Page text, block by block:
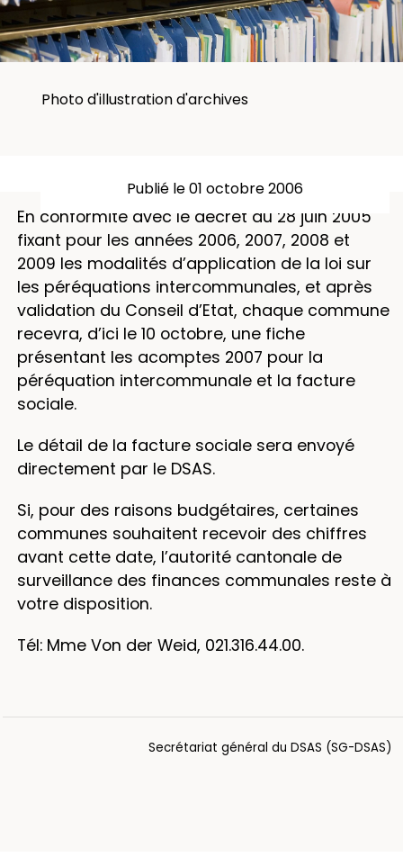
Photo d'illustration d'archives
Publié le 01 octobre 2006
En conformité avec le décret du 28 juin 2005
fixant pour les années 2006, 2007, 2008 et
2009 les modalités d’application de la loi sur
les péréquations intercommunales, et après
validation du Conseil d’Etat, chaque commune
recevra, d’ici le 10 octobre, une fiche
présentant les acomptes 2007 pour la
péréquation intercommunale et la facture
sociale.
Le détail de la facture sociale sera envoyé
directement par le DSAS.
Si, pour des raisons budgétaires, certaines
communes souhaitent recevoir des chiffres
avant cette date, l’autorité cantonale de
surveillance des finances communales reste à
votre disposition.
Tél: Mme Von der Weid, 021.316.44.00.
Secrétariat général du DSAS (SG-DSAS)